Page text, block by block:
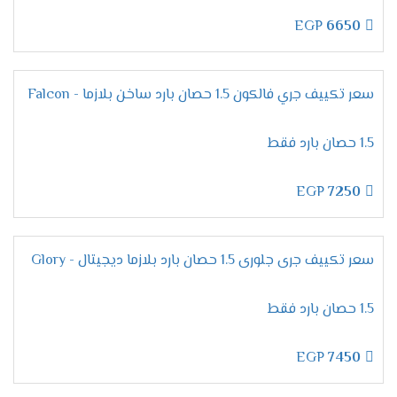
من الغرفة .
التميز بخاصية التشغيل الجاف
أستنشق هواء صحى فقط مع أجهزة جرى الجديدة
التى تمتعنا بخاصية ازالة الرطوبة التى توجد فى الهواء
من خلال تشغيل الكمبريسور بسرعة منخفضة بشكل
غير ملحوظ حتى لا تسبب ازعاج للعميل ويستطيع أن
مواصفات تكييف جرى جلورى
2024
علشان بعض العملاء يعانى من اتلاف الجهاز بسبب
تكون ثلج عند تشغيل الجهاز على الوضع البارد
وارتفاع درجات التبريد وعلشان كده وفرنا لكم الان فى
مكيف جرى خاصية منع تكون الثلج التى تعمل على
6650
سعر تكييف جري فالكون 1.5 حصان بارد ساخن بلازما - Falcon
1.5 حصان بارد فقط
7250
سعر تكييف جرى جلورى 1.5 حصان بارد بلازما ديجيتال - Glory
1.5 حصان بارد فقط
7450